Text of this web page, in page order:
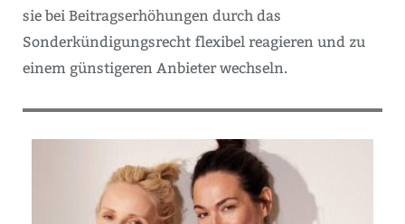
sie bei Beitragserhöhungen durch das
Sonderkündigungsrecht flexibel reagieren und zu
einem günstigeren Anbieter wechseln.